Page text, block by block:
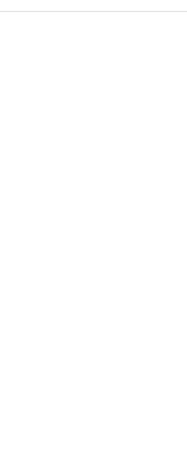
la Fábrica de